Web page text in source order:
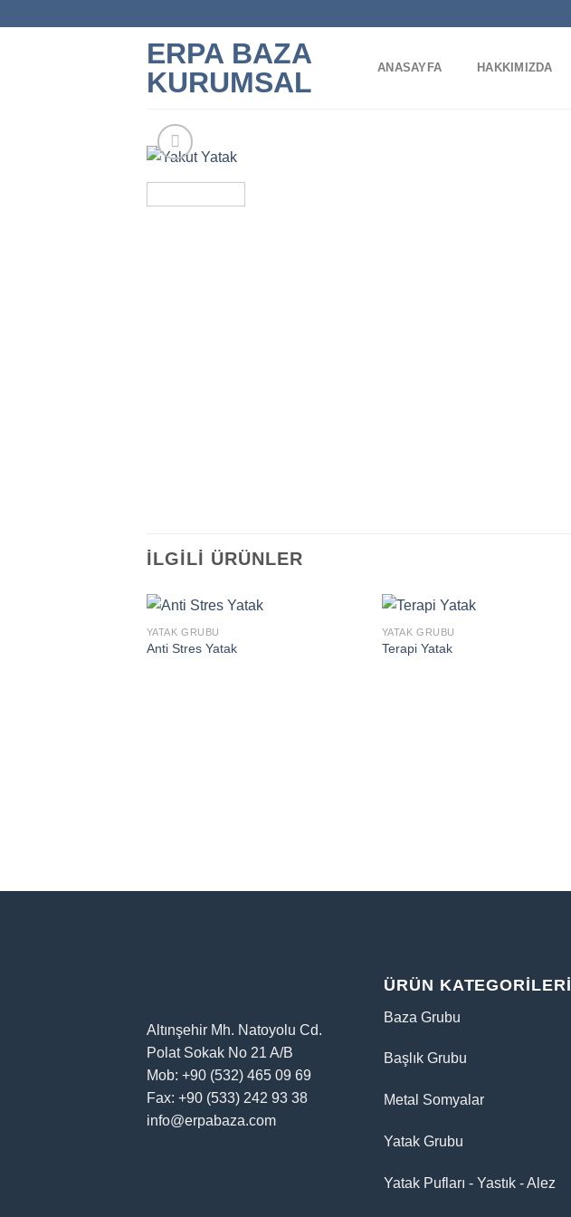
ERPA BAZA
KURUMSAL
ANASAYFA HAKKIMIZDA
İLGILI ÜRÜNLER
YATAK GRUBU
Anti Stres Yatak
YATAK GRUBU
Terapi Yatak
Altınşehir Mh. Natoyolu Cd.
Polat Sokak No 21 A/B
Mob: +90 (532) 465 09 69
Fax: +90 (533) 242 93 38
info@erpabaza.com
ÜRÜN KATEGORILERI
Baza Grubu
Başlık Grubu
Metal Somyalar
Yatak Grubu
Yatak Pufları - Yastık - Alez